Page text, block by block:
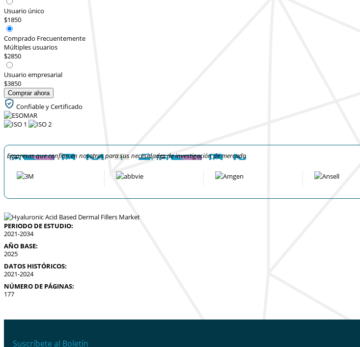
Usuario único
$1850
Comprado Frecuentemente
Múltiples usuarios
$2850
Usuario empresarial
$3850
Comprar ahora
Confiable y Certificado
Empresas que confían en nosotros para sus necesidades de investigación de mercado
PERIODO DE ESTUDIO:
2021-2034
AÑO BASE:
2025
DATOS HISTÓRICOS:
2021-2024
NÚMERO DE PÁGINAS:
177
Suscríbete al Boletín